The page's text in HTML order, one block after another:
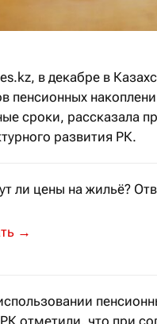
в декабре в
пенсионных
сроки, рассказала
развития РК.
ли цены на жильё?
Ляззат Ибрагимова
→